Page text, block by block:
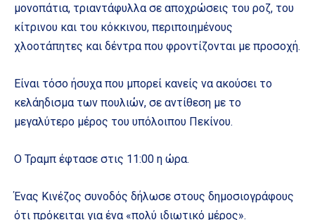
μονοπάτια, τριαντάφυλλα σε αποχρώσεις του ροζ, του
κίτρινου και του κόκκινου, περιποιημένους
χλοοτάπητες και δέντρα που φροντίζονται με προσοχή.
Είναι τόσο ήσυχα που μπορεί κανείς να ακούσει το
κελάηδισμα των πουλιών, σε αντίθεση με το
μεγαλύτερο μέρος του υπόλοιπου Πεκίνου.
Ο Τραμπ έφτασε στις 11:00 η ώρα.
Ένας Κινέζος συνοδός δήλωσε στους δημοσιογράφους
ότι πρόκειται για ένα «πολύ ιδιωτικό μέρος».